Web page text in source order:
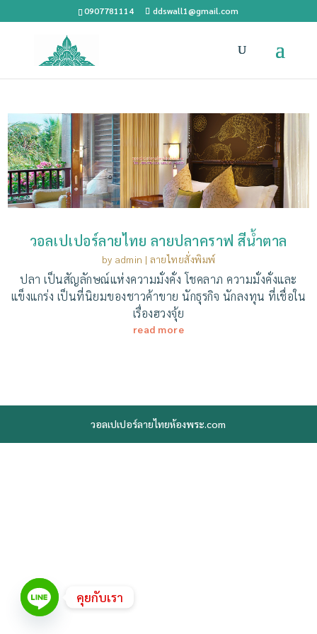
0907781114 ddswall1@gmail.com
วอลเปเปอร์ลายไทย ลายปลาคราฟ สีน้ำตาล
by admin | ลายไทยสั่งพิมพ์
ปลา เป็นสัญลักษณ์แห่งความมั่งคั่ง โชคลาภ ความมั่งคั่งและ
แข็งแกร่ง เป็นที่นิยมของชาวค้าขาย นักธุรกิจ นักลงทุน ที่เชื่อใน
เรื่องฮวงจุ้ย
read more
วอลเปเปอร์ลายไทยห้องพระ.com
คุยกับเรา